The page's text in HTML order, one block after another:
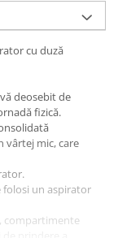
cu duză
deosebit de
fizică.
vârtej mic, care
folosi un aspirator
compartimente